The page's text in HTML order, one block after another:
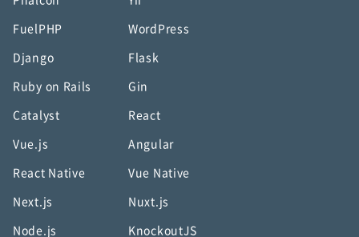
FuelPHP WordPress
Django Flask
Ruby on Rails Gin
Catalyst React
Vue.js Angular
React Native Vue Native
Next.js Nuxt.js
Node.js KnockoutJS